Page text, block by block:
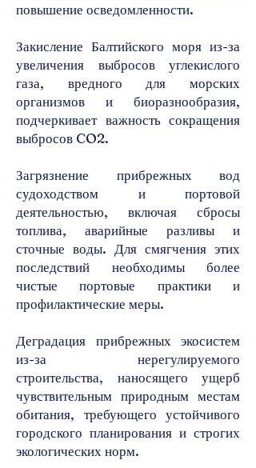
повышение осведомленности.
Закисление Балтийского моря из-за
увеличения выбросов углекислого
газа, вредного для морских
организмов и биоразнообразия,
подчеркивает важность сокращения
выбросов CO2.
Загрязнение прибрежных вод
судоходством и портовой
деятельностью, включая сбросы
топлива, аварийные разливы и
сточные воды. Для смягчения этих
последствий необходимы более
чистые портовые практики и
профилактические меры.
Деградация прибрежных экосистем
из-за нерегулируемого
строительства, наносящего ущерб
чувствительным природным местам
обитания, требующего устойчивого
городского планирования и строгих
экологических норм.